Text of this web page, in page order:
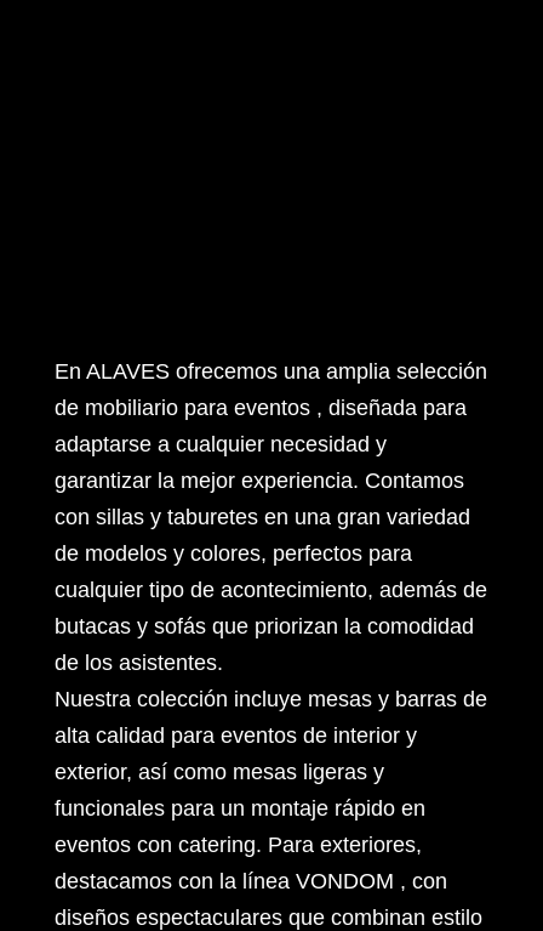
En ALAVES ofrecemos una amplia selección
de mobiliario para eventos , diseñada para
adaptarse a cualquier necesidad y
garantizar la mejor experiencia. Contamos
con sillas y taburetes en una gran variedad
de modelos y colores, perfectos para
cualquier tipo de acontecimiento, además de
butacas y sofás que priorizan la comodidad
de los asistentes.
Nuestra colección incluye mesas y barras de
alta calidad para eventos de interior y
exterior, así como mesas ligeras y
funcionales para un montaje rápido en
eventos con catering. Para exteriores,
destacamos con la línea VONDOM , con
diseños espectaculares que combinan estilo